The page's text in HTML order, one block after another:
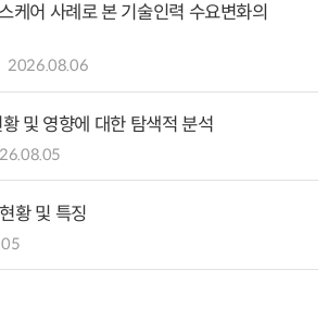
케어 사례로 본 기술인력 수요변화의
2026.08.06
및 영향에 대한 탐색적 분석
황 및 특징